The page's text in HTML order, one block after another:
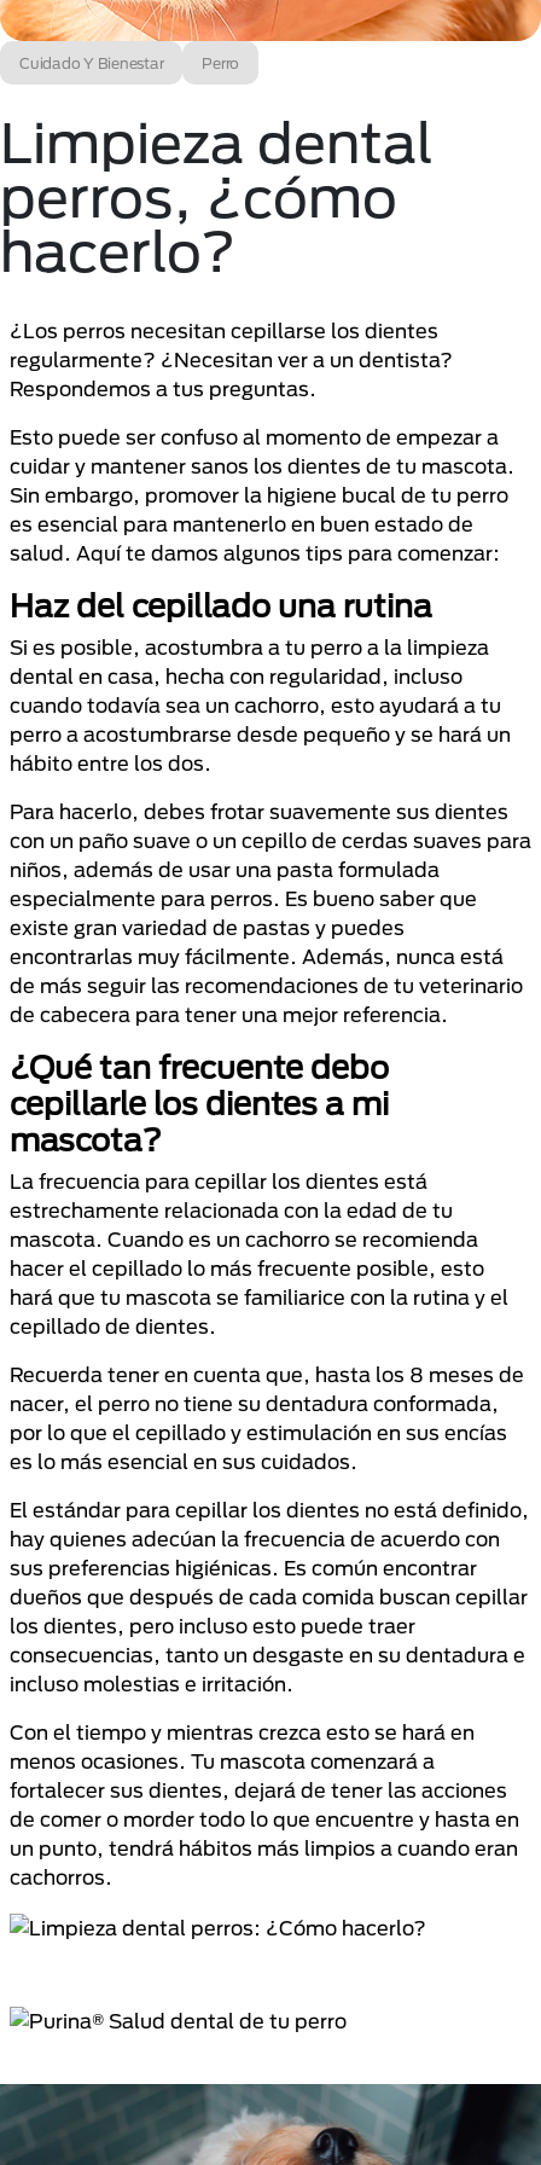
Cuidado Y Bienestar Perro
Limpieza dental
perros, ¿cómo
hacerlo?
¿Los perros necesitan cepillarse los dientes
regularmente? ¿Necesitan ver a un dentista?
Respondemos a tus preguntas.
Esto puede ser confuso al momento de empezar a
cuidar y mantener sanos los dientes de tu mascota.
Sin embargo, promover la higiene bucal de tu perro
es esencial para mantenerlo en buen estado de
salud. Aquí te damos algunos tips para comenzar:
Haz del cepillado una rutina
Si es posible, acostumbra a tu perro a la limpieza
dental en casa, hecha con regularidad, incluso
cuando todavía sea un cachorro, esto ayudará a tu
perro a acostumbrarse desde pequeño y se hará un
hábito entre los dos.
Para hacerlo, debes frotar suavemente sus dientes
con un paño suave o un cepillo de cerdas suaves para
niños, además de usar una pasta formulada
especialmente para perros. Es bueno saber que
existe gran variedad de pastas y puedes
encontrarlas muy fácilmente. Además, nunca está
de más seguir las recomendaciones de tu veterinario
de cabecera para tener una mejor referencia.
¿Qué tan frecuente debo
cepillarle los dientes a mi
mascota?
La frecuencia para cepillar los dientes está
estrechamente relacionada con la edad de tu
mascota. Cuando es un cachorro se recomienda
hacer el cepillado lo más frecuente posible, esto
hará que tu mascota se familiarice con la rutina y el
cepillado de dientes.
Recuerda tener en cuenta que, hasta los 8 meses de
nacer, el perro no tiene su dentadura conformada,
por lo que el cepillado y estimulación en sus encías
es lo más esencial en sus cuidados.
El estándar para cepillar los dientes no está definido,
hay quienes adecúan la frecuencia de acuerdo con
sus preferencias higiénicas. Es común encontrar
dueños que después de cada comida buscan cepillar
los dientes, pero incluso esto puede traer
consecuencias, tanto un desgaste en su dentadura e
incluso molestias e irritación.
Con el tiempo y mientras crezca esto se hará en
menos ocasiones. Tu mascota comenzará a
fortalecer sus dientes, dejará de tener las acciones
de comer o morder todo lo que encuentre y hasta en
un punto, tendrá hábitos más limpios a cuando eran
cachorros.